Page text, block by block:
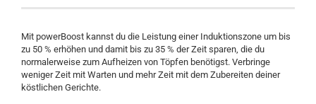
Mit powerBoost kannst du die Leistung einer Induktionszone um bis
zu 50 % erhöhen und damit bis zu 35 % der Zeit sparen, die du
normalerweise zum Aufheizen von Töpfen benötigst. Verbringe
weniger Zeit mit Warten und mehr Zeit mit dem Zubereiten deiner
köstlichen Gerichte.